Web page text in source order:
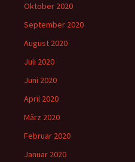
Oktober 2020
September 2020
August 2020
Juli 2020
Juni 2020
April 2020
März 2020
Februar 2020
Januar 2020